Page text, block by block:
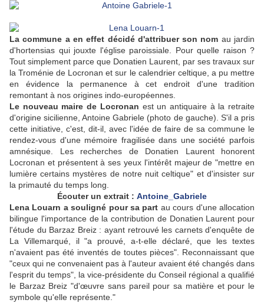
La commune a en effet décidé d'attribuer son nom au jardin
d'hortensias qui jouxte l'église paroissiale. Pour quelle raison ?
Tout simplement parce que Donatien Laurent, par ses travaux sur
la Troménie de Locronan et sur le calendrier celtique, a pu mettre
en évidence la permanence à cet endroit d'une tradition
remontant à nos origines indo-européennes.
Le nouveau maire de Locronan est un antiquaire à la retraite
d'origine sicilienne, Antoine Gabriele (photo de gauche). S'il a pris
cette initiative, c'est, dit-il, avec l'idée de faire de sa commune le
rendez-vous d'une mémoire fragilisée dans une société parfois
amnésique. Les recherches de Donatien Laurent honorent
Locronan et présentent à ses yeux l'intérêt majeur de "mettre en
lumière certains mystères de notre nuit celtique" et d'insister sur
la primauté du temps long.
Écouter un extrait : Antoine_Gabriele
Lena Louarn a souligné pour sa part au cours d'une allocation
bilingue l'importance de la contribution de Donatien Laurent pour
l'étude du Barzaz Breiz : ayant retrouvé les carnets d'enquête de
La Villemarqué, il "a prouvé, a-t-elle déclaré, que les textes
n'avaient pas été inventés de toutes pièces". Reconnaissant que
"ceux qui ne convenaient pas à l'auteur avaient été changés dans
l'esprit du temps", la vice-présidente du Conseil régional a qualifié
le Barzaz Breiz "d'œuvre sans pareil pour sa matière et pour le
symbole qu'elle représente."